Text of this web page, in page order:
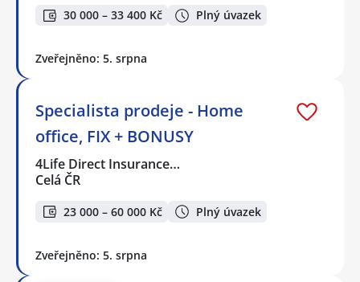
30 000 – 33 400 Kč Plný úvazek
Zveřejněno: 5. srpna
Specialista prodeje - Home
office, FIX + BONUSY
4Life Direct Insurance…
Celá ČR
23 000 – 60 000 Kč Plný úvazek
Zveřejněno: 5. srpna